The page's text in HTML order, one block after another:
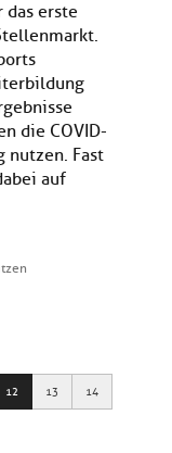
das erste
die COVID-
nutzen. Fast
auf
12 13 14